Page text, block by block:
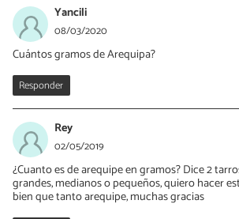
Yancili
08/03/2020
Cuántos gramos de Arequipa?
Responder
Rey
02/05/2019
¿Cuanto es de arequipe en gramos? Dice 2
grandes, medianos o pequeños, quiero hacer
bien que tanto arequipe, muchas gracias